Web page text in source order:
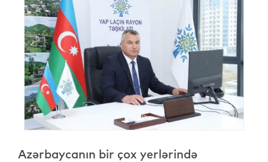
Azərbaycanın bir çox yerlərində